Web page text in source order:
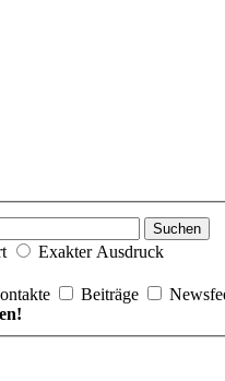
Suchen
Exakter Ausdruck
Beiträge